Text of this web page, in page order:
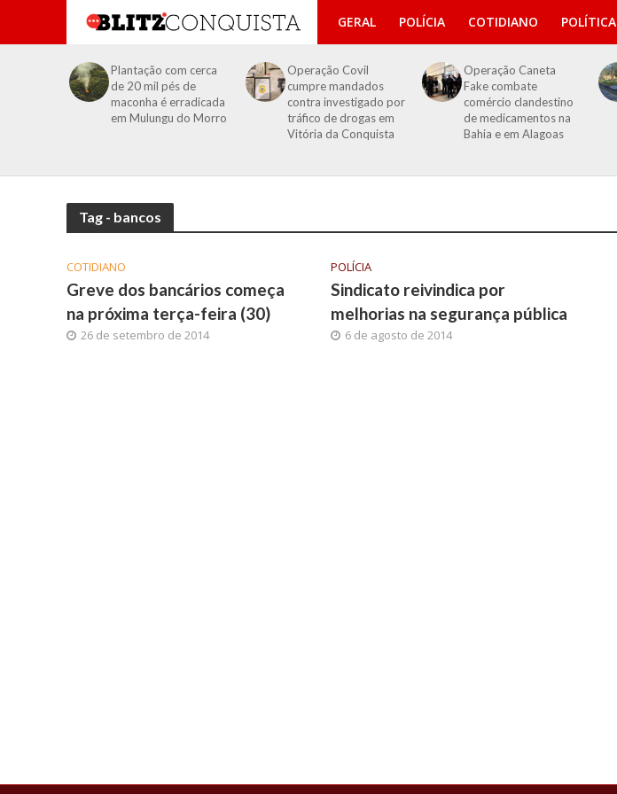
GERAL POLÍCIA COTIDIANO POLÍTICA
Plantação com cerca
de 20 mil pés de
maconha é erradicada
em Mulungu do Morro
Operação Covil
cumpre mandados
contra investigado por
tráfico de drogas em
Vitória da Conquista
Operação Caneta
Fake combate
comércio clandestino
de medicamentos na
Bahia e em Alagoas
Tag - bancos
COTIDIANO
Greve dos bancários começa
na próxima terça-feira (30)
26 de setembro de 2014
POLÍCIA
Sindicato reivindica por
melhorias na segurança pública
6 de agosto de 2014